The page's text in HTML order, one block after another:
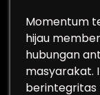
Momentum
hijau
hubungan
masyarakat.
berintegritas